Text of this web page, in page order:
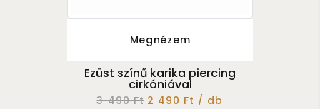
Megnézem
Ezüst színű karika piercing
cirkóniával
3 490 Ft 2 490 Ft / db